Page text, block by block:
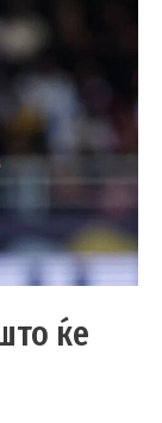
ќе